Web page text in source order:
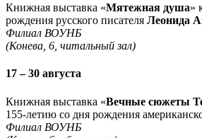
Книжная выставка «Мятежная душа»
рождения русского писателя Леонида
Филиал ВОУНБ
(Конева, 6, читальный зал)
17 – 30 августа
Книжная выставка «Вечные сюжеты
155-летию со дня рождения
Филиал ВОУНБ